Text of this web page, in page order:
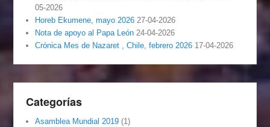
05-2026
Horeb Ekumene, mayo 2026 27-04-2026
Nota de apoyo al Papa León 24-04-2026
Crónica Mes de Nazaret , Chile, febrero 2026 17-04-2026
Categorías
Asamblea Mundial 2019 (1)